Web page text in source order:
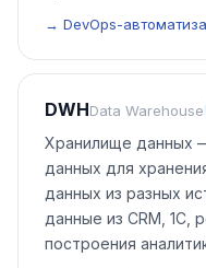
→ DevOps-
DWHData Warehouse
Хранилище данных
данных для
данных из разных
данные из CRM, 1С,
построения